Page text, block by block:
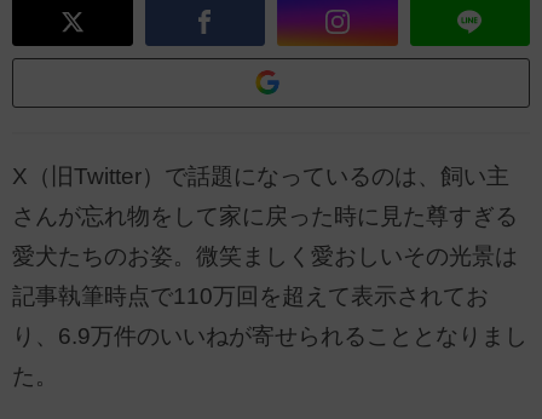
X（旧Twitter）で話題になっているのは、飼い主
さんが忘れ物をして家に戻った時に見た尊すぎる
愛犬たちのお姿。微笑ましく愛おしいその光景は
記事執筆時点で110万回を超えて表示されてお
り、6.9万件のいいねが寄せられることとなりまし
た。